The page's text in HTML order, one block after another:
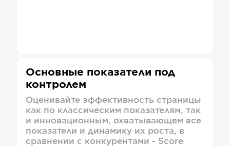
Основные показатели под
контролем
Оценивайте эффективность страницы
как по классическим показателям, так
и инновационным, охватывающем все
показатели и динамику их роста, в
сравнении с конкурентами - Score